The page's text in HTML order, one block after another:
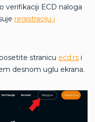
verifikaciji ECD naloga
registraciju i
stranicu ecd.rs i
desnom uglu ekrana.